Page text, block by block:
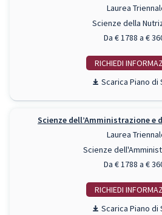
Laurea
Scienze della
Da € 1788 a €
RICHIEDI INFO
Piano di
Scienze dell’Amministrazione e
Laurea
Scienze
Da € 1788 a €
RICHIEDI INFO
Piano di